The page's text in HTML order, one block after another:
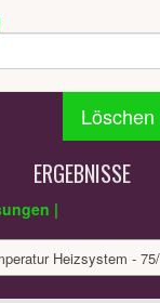
ERGEBNISSE
|